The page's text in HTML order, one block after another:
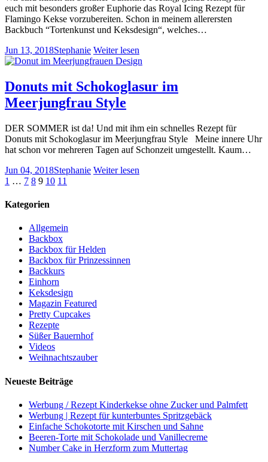
euch mit besonders großer Euphorie das Royal Icing Rezept für
Flamingo Kekse vorzubereiten. Schon in meinem allerersten
Backbuch “Tortenkunst und Keksdesign“, welches…
Jun 13, 2018Stephanie Weiter lesen
Donuts mit Schokoglasur im
Meerjungfrau Style
DER SOMMER ist da! Und mit ihm ein schnelles Rezept für
Donuts mit Schokoglasur im Meerjungfrau Style Meine innere Uhr
hat schon vor mehreren Tagen auf Schonzeit umgestellt. Kaum…
Jun 04, 2018Stephanie Weiter lesen
1 … 7 8 9 10 11
Kategorien
Allgemein
Backbox
Backbox für Helden
Backbox für Prinzessinnen
Backkurs
Einhorn
Keksdesign
Magazin Featured
Pretty Cupcakes
Rezepte
Süßer Bauernhof
Videos
Weihnachtszauber
Neueste Beiträge
Werbung / Rezept Kinderkekse ohne Zucker und Palmfett
Werbung | Rezept für kunterbuntes Spritzgebäck
Einfache Schokotorte mit Kirschen und Sahne
Beeren-Torte mit Schokolade und Vanillecreme
Number Cake in Herzform zum Muttertag